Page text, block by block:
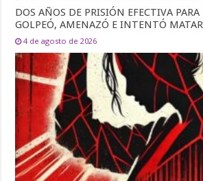
DOS AÑOS DE PRISIÓN EFECTIVA
GOLPEÓ, AMENAZÓ E INTENTÓ MATAR
4 de agosto de 2026